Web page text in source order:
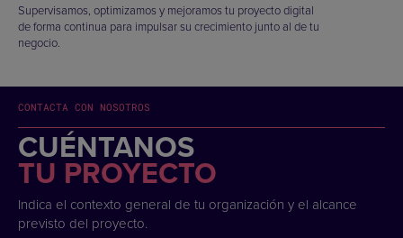
Supervisamos, optimizamos y mejoramos tu proyecto digital
de forma continua para impulsar su crecimiento junto al de tu
negocio.
CONTACTA CON NOSOTROS
CUÉNTANOS
TU PROYECTO
Indica el contexto general de tu organización y el alcance
previsto del proyecto.